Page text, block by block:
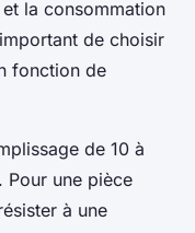
la consommation
de choisir
fonction de
de 10 à
Pour une pièce
à une